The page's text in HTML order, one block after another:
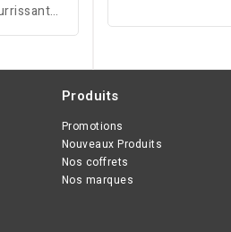
qui aide à
Produits
Promotions
Nouveaux Produits
Nos coffrets
Nos marques